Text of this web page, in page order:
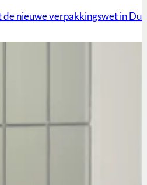
nieuwe verpakkingswet in